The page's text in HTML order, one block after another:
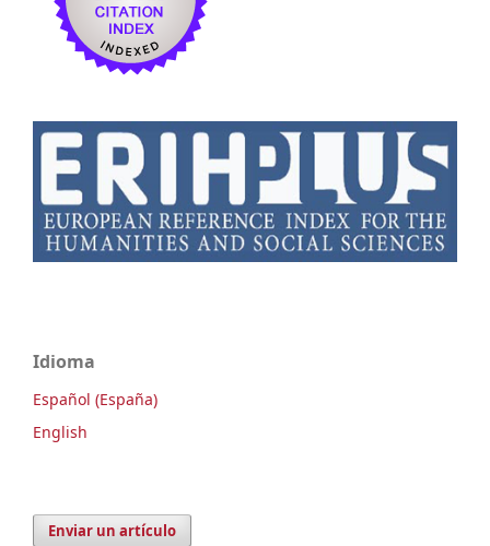
Idioma
Español (España)
English
Enviar un artículo